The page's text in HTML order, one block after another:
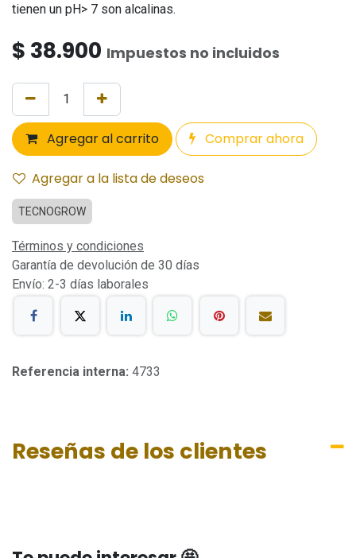
tienen un pH> 7 son alcalinas.
$ 38.900 Impuestos no incluidos
Agregar al carrito Comprar ahora
Agregar a la lista de deseos
TECNOGROW
Términos y condiciones
Garantía de devolución de 30 días
Envío: 2-3 días laborales
Referencia interna: 4733
Reseñas de los clientes